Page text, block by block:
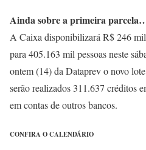
Ainda sobre a primeira
A Caixa disponibilizará R$ 246
para 405.163 mil pessoas neste
ontem (14) da Dataprev o novo
serão realizados 311.637 créditos
em contas de outros bancos.
CONFIRA O CALENDÁRIO